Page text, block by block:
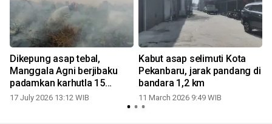
Dikepung asap tebal,
Manggala Agni berjibaku
padamkan karhutla 15
hektare di Pematang Pudu
17 July 2026 13:12 WIB
Kabut asap selimuti Kota
Pekanbaru, jarak pandang di
bandara 1,2 km
11 March 2026 9:49 WIB